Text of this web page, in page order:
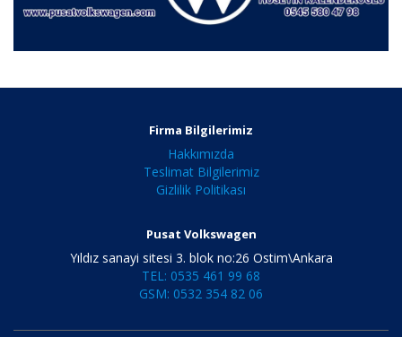
Firma Bilgilerimiz
Hakkımızda
Teslimat Bilgilerimiz
Gizlilik Politikası
Pusat Volkswagen
Yıldız sanayi sitesi 3. blok no:26 Ostim\Ankara
TEL: 0535 461 99 68
GSM: 0532 354 82 06